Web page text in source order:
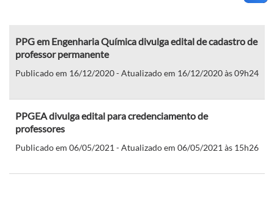
PPG em Engenharia Química divulga edital de cadastro de
professor permanente
Publicado em 16/12/2020 - Atualizado em 16/12/2020 às 09h24
PPGEA divulga edital para credenciamento de
professores
Publicado em 06/05/2021 - Atualizado em 06/05/2021 às 15h26